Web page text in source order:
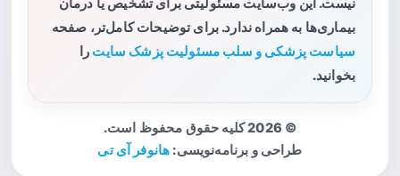
بیماری‌ها به همراه ندارد. برای توضیحات کامل‌تر، صفحه
سیاست پزشکی و سلب مسئولیت پزشک سایت را
بخوانید.
© 2026 کلیه حقوق محفوظ است.
طراحی و برنامه‌نویسی: هانوفر آی تی